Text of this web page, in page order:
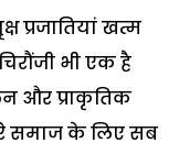
प्रजातियां खत्म
भी एक है
और प्राकृतिक
समाज के लिए सब